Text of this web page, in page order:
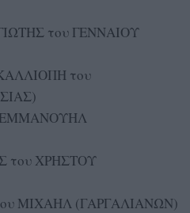
του ΓΕΝΝΑΙΟΥ
του
ΕΜΜΑΝΟΥΗΛ
του ΧΡΗΣΤΟΥ
ΜΙΧΑΗΛ (ΓΑΡΓΑΛΙΑΝΩΝ)